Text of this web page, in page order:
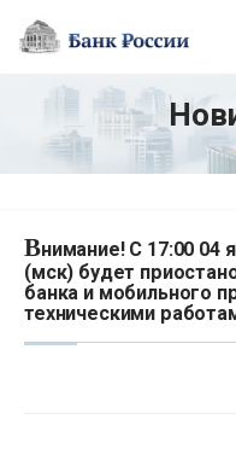
Внимание! С 17:00 04
(мск) будет
банка и мобильного
техническими